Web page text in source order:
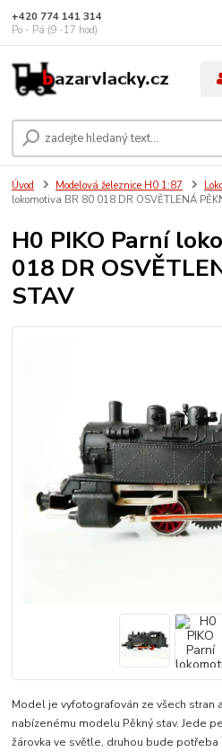
+420 774 141 314
Po - Pá (9 -17 hod)
Úvod Modelová železnice H0 1:87
lokomotiva BR 80 018 DR OSVĚTLENÁ
H0 PIKO Parní
018 DR
STAV
Model je vyfotografován ze všech stran
nabízenému modelu Pěkný stav. Jede
žárovka ve světle, druhou bude potřeba